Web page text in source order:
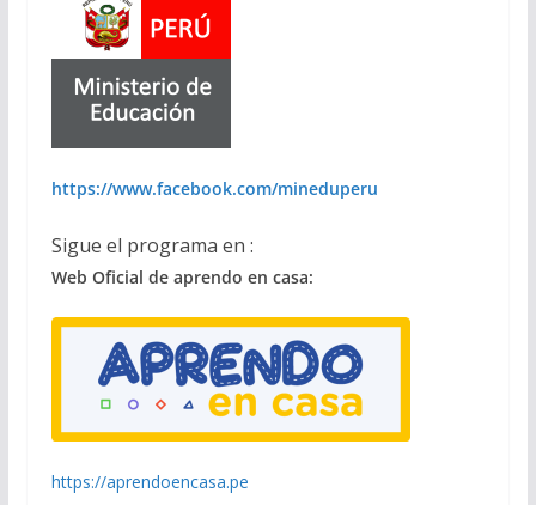
https://www.facebook.com/mineduperu
Sigue el programa en :
Web Oficial de aprendo en casa:
https://aprendoencasa.pe